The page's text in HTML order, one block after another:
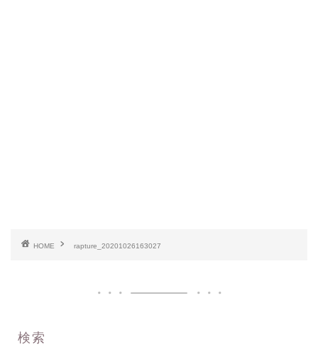
HOME rapture_20201026163027
検索